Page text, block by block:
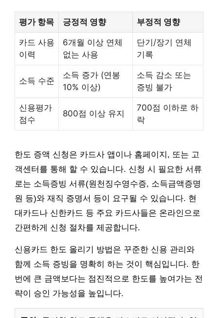
평가 항목 긍정적 영향 부정적 영향
카드 사용
이력
6개월 이상 연체
없는 사용
단기/장기 연체
기록
소득 수준
소득 증가 (연봉
10% 이상)
소득 감소 또는
증빙 불가
신용평가
점수
800점 이상 유지
700점 이하로 하
락
한도 증액 신청은 카드사 앱이나 홈페이지, 또는 고
객센터를 통해 할 수 있습니다. 신청 시 필요한 서류
로는 소득증빙 서류(원천징수영수증, 소득금액증명
원 등)와 재직 증명서 등이 요구될 수 있습니다. 현
대카드나 신한카드 등 주요 카드사들은 온라인으로
간편하게 신청 절차를 제공합니다.
신용카드 한도 올리기 방법은 꾸준한 신용 관리와
함께 소득 증빙을 명확히 하는 것이 핵심입니다. 한
번에 큰 금액보다는 점진적으로 한도를 높여가는 전
략이 승인 가능성을 높입니다.